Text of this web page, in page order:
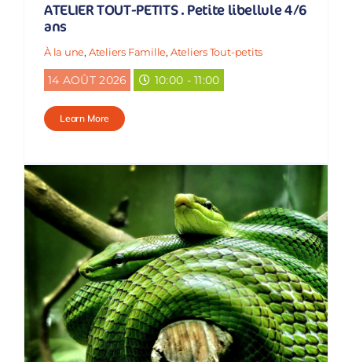
ATELIER TOUT-PETITS . Petite libellule 4/6
ans
À la une, Ateliers Famille, Ateliers Tout-petits
14 AOÛT 2026 10:00 - 11:00
Learn More